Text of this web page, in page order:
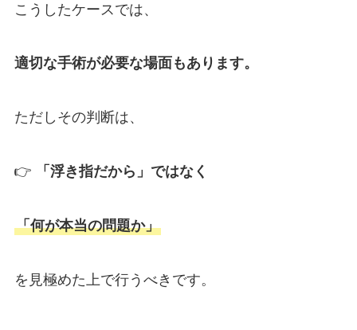
こうしたケースでは、
適切な手術が必要な場面もあります。
ただしその判断は、
👉 「浮き指だから」ではなく
「何が本当の問題か」
を見極めた上で行うべきです。